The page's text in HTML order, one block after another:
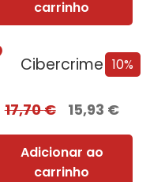
carrinho
10%
Cibercrime
17,70€ 15,93 €
Adicionar ao
carrinho